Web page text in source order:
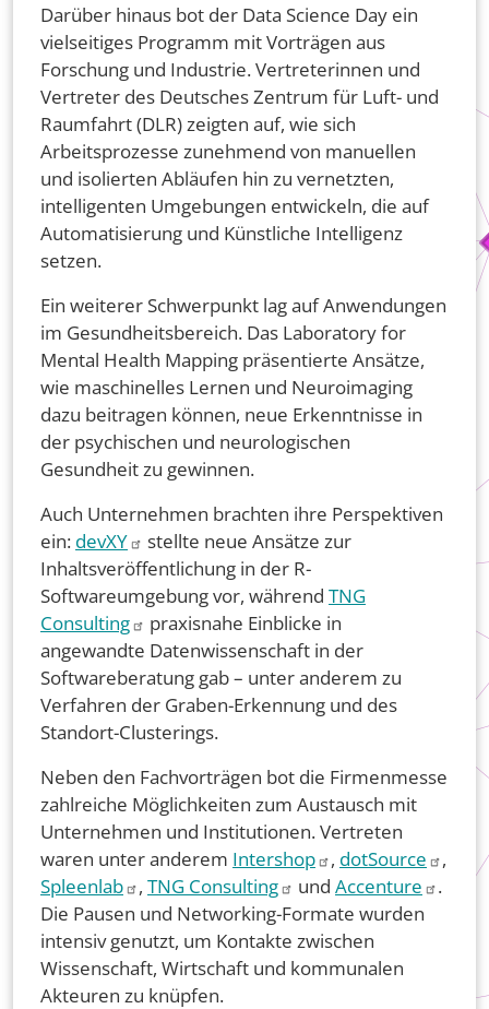
Darüber hinaus bot der Data Science Day ein
vielseitiges Programm mit Vorträgen aus
Forschung und Industrie. Vertreterinnen und
Vertreter des Deutsches Zentrum für Luft- und
Raumfahrt (DLR) zeigten auf, wie sich
Arbeitsprozesse zunehmend von manuellen
und isolierten Abläufen hin zu vernetzten,
intelligenten Umgebungen entwickeln, die auf
Automatisierung und Künstliche Intelligenz
setzen.
Ein weiterer Schwerpunkt lag auf Anwendungen
im Gesundheitsbereich. Das Laboratory for
Mental Health Mapping präsentierte Ansätze,
wie maschinelles Lernen und Neuroimaging
dazu beitragen können, neue Erkenntnisse in
der psychischen und neurologischen
Gesundheit zu gewinnen.
Auch Unternehmen brachten ihre Perspektiven
ein: devXY
stellte neue Ansätze zur
Inhaltsveröffentlichung in der R-
Softwareumgebung vor, während TNG
Consulting
praxisnahe Einblicke in
angewandte Datenwissenschaft in der
Softwareberatung gab – unter anderem zu
Verfahren der Graben-Erkennung und des
Standort-Clusterings.
Neben den Fachvorträgen bot die Firmenmesse
zahlreiche Möglichkeiten zum Austausch mit
Unternehmen und Institutionen. Vertreten
waren unter anderem Intershop , dotSource
,
Spleenlab
, TNG Consulting und Accenture
.
Die Pausen und Networking-Formate wurden
intensiv genutzt, um Kontakte zwischen
Wissenschaft, Wirtschaft und kommunalen
Akteuren zu knüpfen.